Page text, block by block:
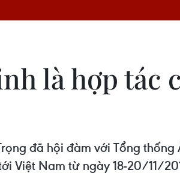
là hợp tác
đã hội đàm với Tổng
Việt Nam từ ngày 18-20/11/